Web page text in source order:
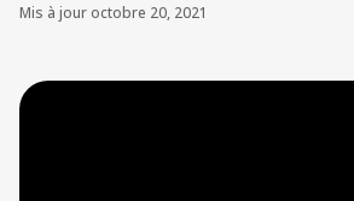
Mis à jouroctobre 20, 2021